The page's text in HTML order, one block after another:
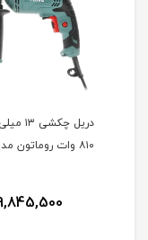
دریل
۸۱۰ وات روماتون مدل ۳۲۴۰